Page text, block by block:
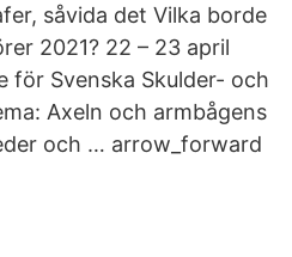
såvida det Vilka borde
2021? 22 – 23 april
för Svenska Skulder- och
Axeln och armbågens
och … arrow_forward